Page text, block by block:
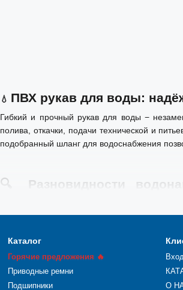
💧 ПВХ рукав для воды:
Гибкий и прочный рукав для воды−
полива, откачки, подачи технической и
подобранный шланг для водоснабжения
🔍 Разновидности
Эти шланги предназначены для
технических процессах
охлаждение,
погодным условиям.
Каталог
Горячие предложения 🔥
Приводные ремни
Подшипники
О